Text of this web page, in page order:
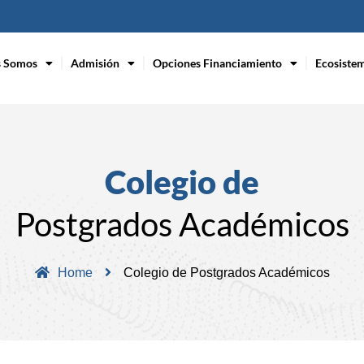
Somos Admisión Opciones Financiamiento
Colegio de
Postgrados Académicos
Home Colegio de Postgrados Académicos